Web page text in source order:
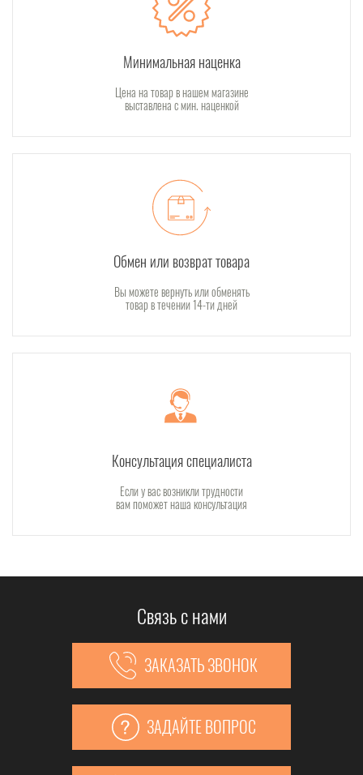
Минимальная наценка
Цена на товар в нашем магазине
выставлена с мин. наценкой
Обмен или возврат товара
Вы можете вернуть или обменять
товар в течении 14-ти дней
Консультация специалиста
Если у вас возникли трудности
вам поможет наша консультация
Связь с нами
ЗАКАЗАТЬ ЗВОНОК
ЗАДАЙТЕ ВОПРОС